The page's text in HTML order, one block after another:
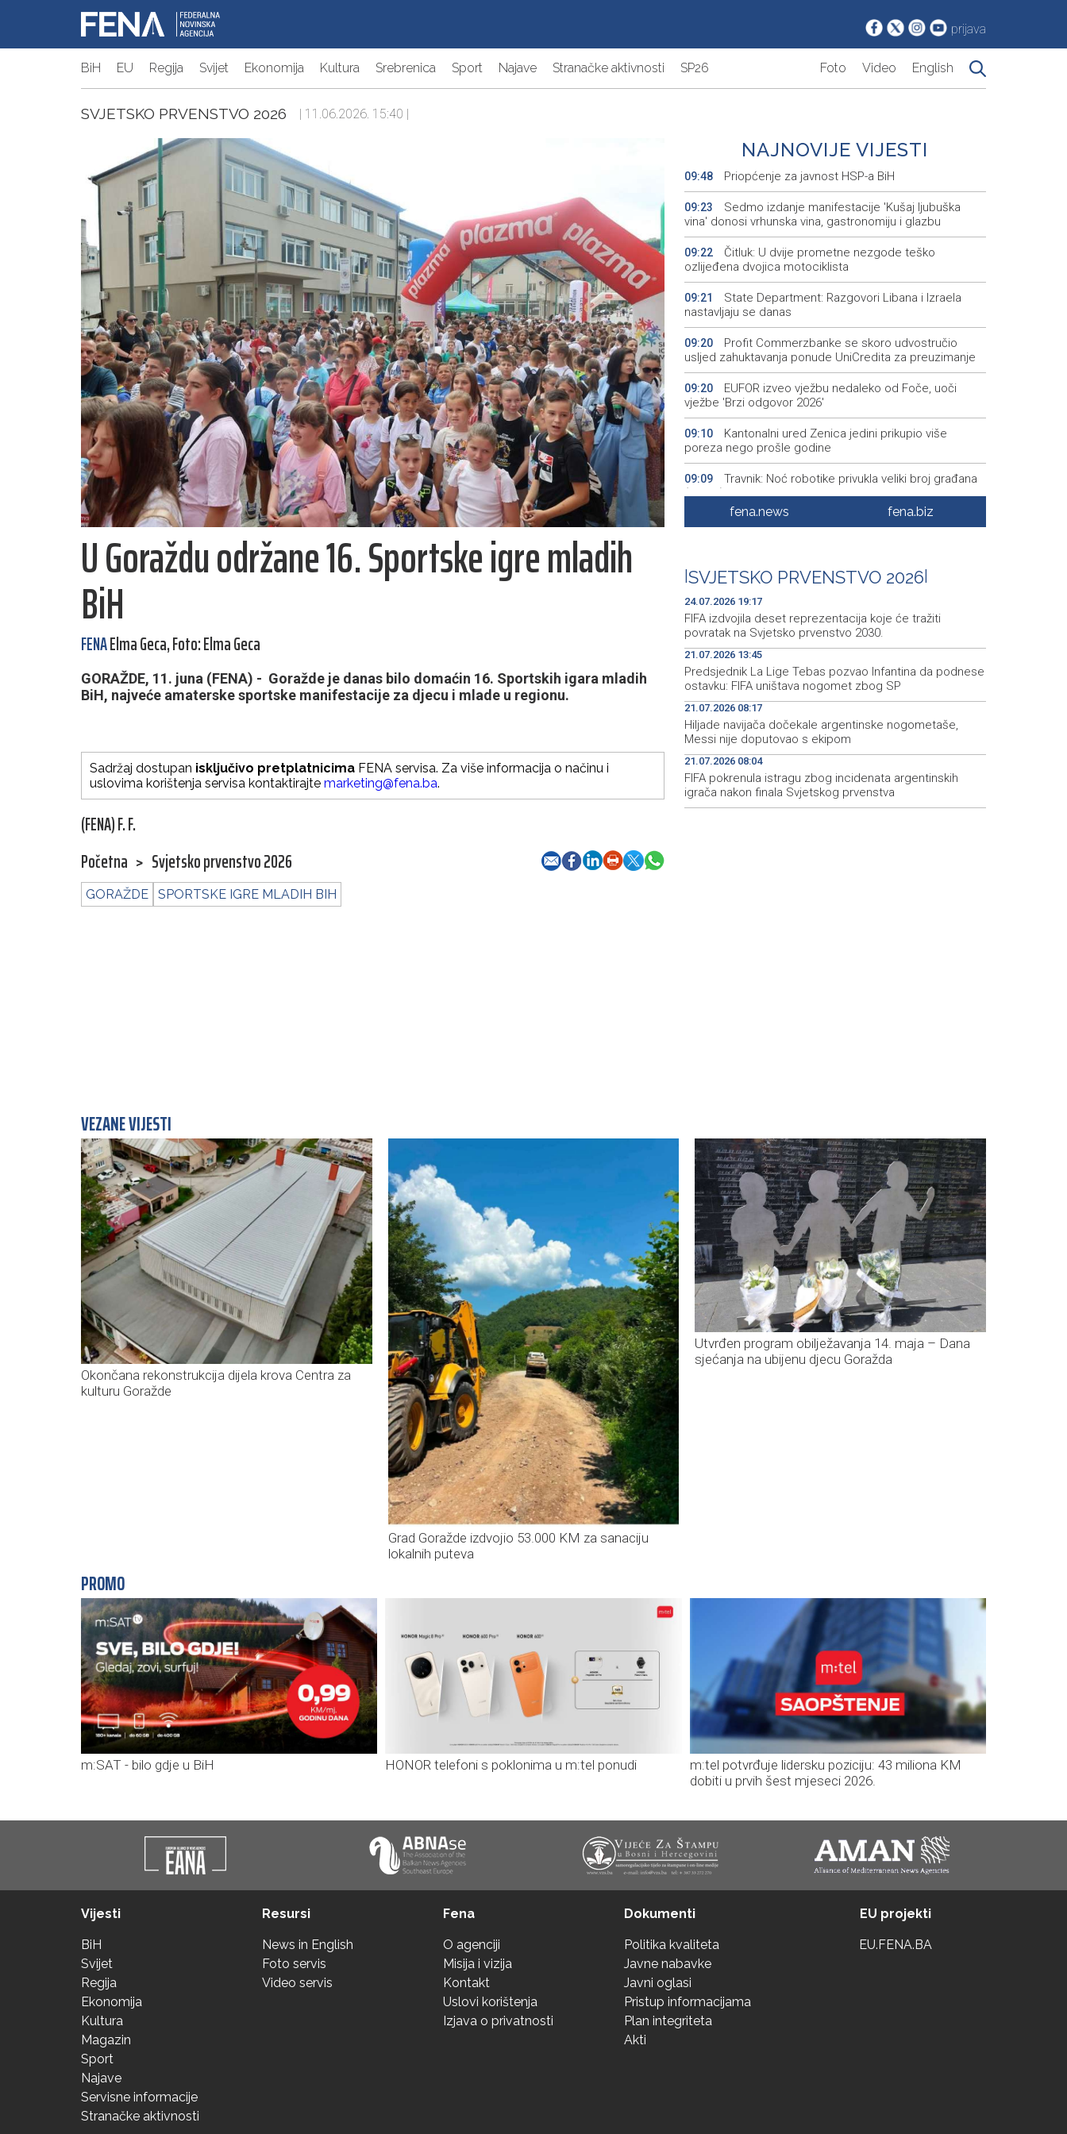
prijava
BiH EU Regija Svijet Ekonomija Kultura Srebrenica Sport Najave Stranačke aktivnosti SP26 Foto Video English
SVJETSKO PRVENSTVO 2026 | 11.06.2026. 15:40 |
U Goraždu održane 16. Sportske igre mladih
BiH
FENAElma Geca, Foto: Elma Geca
GORAŽDE, 11. juna (FENA) - Goražde je danas bilo domaćin 16. Sportskih igara mladih
BiH, najveće amaterske sportske manifestacije za djecu i mlade u regionu.
Sadržaj dostupan isključivo pretplatnicima FENA servisa. Za više informacija o načinu i
uslovima korištenja servisa kontaktirajte marketing@fena.ba.
(FENA) F. F.
Početna > Svjetsko prvenstvo 2026
GORAŽDE SPORTSKE IGRE MLADIH BIH
NAJNOVIJE VIJESTI
09:48 Priopćenje za javnost HSP-a BiH
09:23
Sedmo izdanje manifestacije 'Kušaj ljubuška
vina' donosi vrhunska vina, gastronomiju i glazbu
09:22
Čitluk: U dvije prometne nezgode teško
ozlijeđena dvojica motociklista
09:21
State Department: Razgovori Libana i Izraela
nastavljaju se danas
09:20
Profit Commerzbanke se skoro udvostručio
usljed zahuktavanja ponude UniCredita za preuzimanje
09:20
EUFOR izveo vježbu nedaleko od Foče, uoči
vježbe 'Brzi odgovor 2026'
09:10
Kantonalni ured Zenica jedini prikupio više
poreza nego prošle godine
09:09
Travnik: Noć robotike privukla veliki broj građana
(VIDEO)
Više požara zabilježeno u HNŽ-u, vatrogasci i
08:59
Danas u BiH sunčano i vruće, temperature od 34
do 41 stepen
fena.news fena.biz
SVJETSKO PRVENSTVO 2026
24.07.2026 19:17
FIFA izdvojila deset reprezentacija koje će tražiti
povratak na Svjetsko prvenstvo 2030.
21.07.2026 13:45
Predsjednik La Lige Tebas pozvao Infantina da podnese
ostavku: FIFA uništava nogomet zbog SP
21.07.2026 08:17
Hiljade navijača dočekale argentinske nogometaše,
Messi nije doputovao s ekipom
21.07.2026 08:04
FIFA pokrenula istragu zbog incidenata argentinskih
igrača nakon finala Svjetskog prvenstva
VEZANE VIJESTI
Okončana rekonstrukcija dijela krova Centra za
kulturu Goražde
Grad Goražde izdvojio 53.000 KM za sanaciju
lokalnih puteva
Utvrđen program obilježavanja 14. maja – Dana
sjećanja na ubijenu djecu Goražda
PROMO
m:SAT - bilo gdje u BiH HONOR telefoni s poklonima u m:tel ponudi
m:tel potvrđuje lidersku poziciju: 43 miliona KM
dobiti u prvih šest mjeseci 2026.
Vijesti
BiH
Svijet
Regija
Ekonomija
Kultura
Magazin
Sport
Najave
Servisne informacije
Stranačke aktivnosti
Resursi
News in English
Foto servis
Video servis
Fena
O agenciji
Misija i vizija
Kontakt
Uslovi korištenja
Izjava o privatnosti
Dokumenti
Politika kvaliteta
Javne nabavke
Javni oglasi
Pristup informacijama
Plan integriteta
Akti
EU projekti
EU.FENA.BA